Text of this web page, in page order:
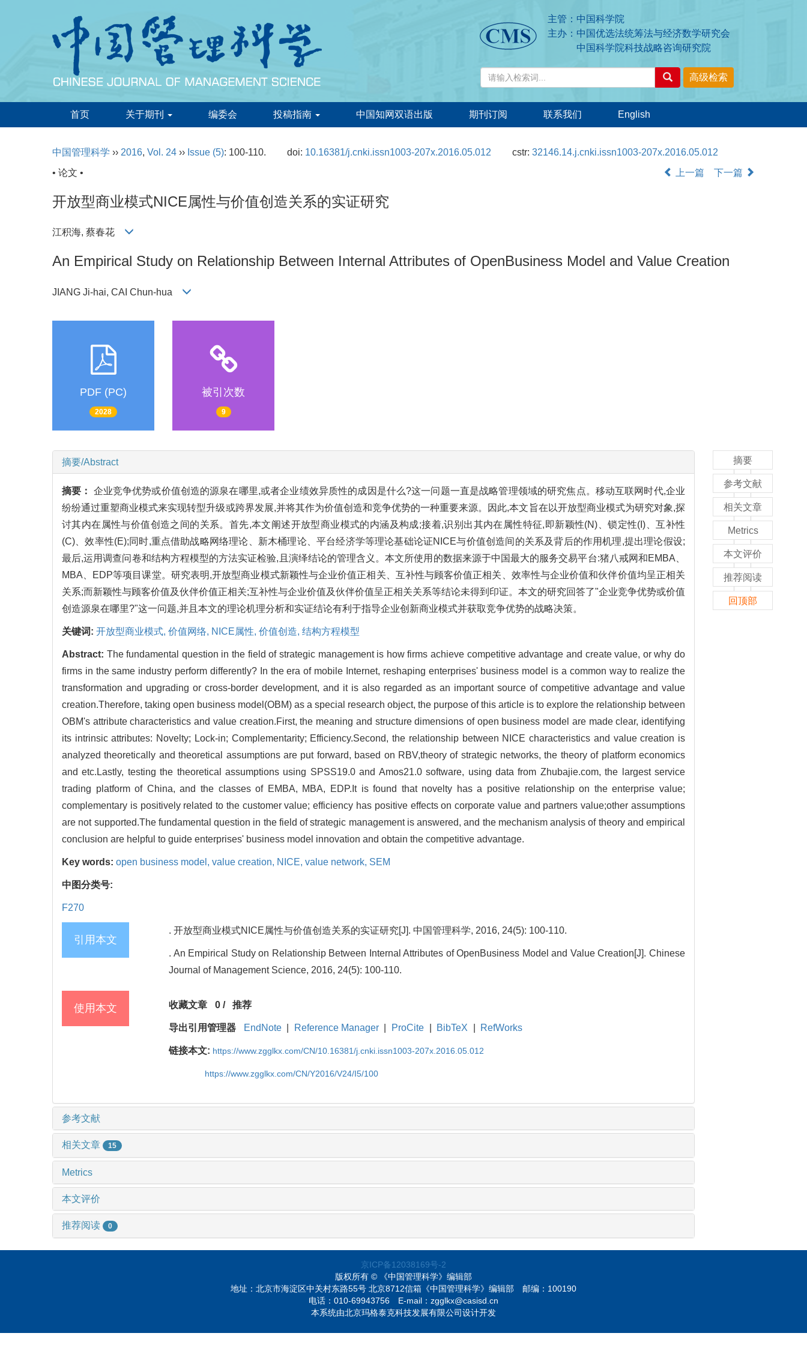
主管：中国科学院
主办：中国优选法统筹法与经济数学研究会
中国科学院科技战略咨询研究院
首页 关于期刊 编委会 投稿指南 中国知网双语出版 期刊订阅 联系我们 English
中国管理科学 ›› 2016, Vol. 24 ›› Issue (5): 100-110. doi: 10.16381/j.cnki.issn1003-207x.2016.05.012 cstr:32146.14.j.cnki.issn1003-207x.2016.05.012
• 论文 •
上一篇 下一篇
开放型商业模式NICE属性与价值创造关系的实证研究
江积海, 蔡春花
An Empirical Study on Relationship Between Internal Attributes of OpenBusiness Model and Value Creation
JIANG Ji-hai, CAI Chun-hua
PDF (PC)
2028
被引次数
9
摘要/Abstract
摘要： 企业竞争优势或价值创造的源泉在哪里,或者企业绩效异质性的成因是什么?这一问题一直是战略管理领域的研究焦点。移动互联网时代,企业
纷纷通过重塑商业模式来实现转型升级或跨界发展,并将其作为价值创造和竞争优势的一种重要来源。因此,本文旨在以开放型商业模式为研究对象,探
讨其内在属性与价值创造之间的关系。首先,本文阐述开放型商业模式的内涵及构成;接着,识别出其内在属性特征,即新颖性(N)、锁定性(I)、互补性
(C)、效率性(E);同时,重点借助战略网络理论、新木桶理论、平台经济学等理论基础论证NICE与价值创造间的关系及背后的作用机理,提出理论假设;
最后,运用调查问卷和结构方程模型的方法实证检验,且演绎结论的管理含义。本文所使用的数据来源于中国最大的服务交易平台:猪八戒网和EMBA、
MBA、EDP等项目课堂。研究表明,开放型商业模式新颖性与企业价值正相关、互补性与顾客价值正相关、效率性与企业价值和伙伴价值均呈正相关
关系;而新颖性与顾客价值及伙伴价值正相关;互补性与企业价值及伙伴价值呈正相关关系等结论未得到印证。本文的研究回答了"企业竞争优势或价值
创造源泉在哪里?"这一问题,并且本文的理论机理分析和实证结论有利于指导企业创新商业模式并获取竞争优势的战略决策。
关键词: 开放型商业模式, 价值网络, NICE属性, 价值创造, 结构方程模型
Abstract: The fundamental question in the field of strategic management is how firms achieve competitive advantage and create value, or why do
firms in the same industry perform differently? In the era of mobile Internet, reshaping enterprises' business model is a common way to realize the
transformation and upgrading or cross-border development, and it is also regarded as an important source of competitive advantage and value
creation.Therefore, taking open business model(OBM) as a special research object, the purpose of this article is to explore the relationship between
OBM's attribute characteristics and value creation.First, the meaning and structure dimensions of open business model are made clear, identifying
its intrinsic attributes: Novelty; Lock-in; Complementarity; Efficiency.Second, the relationship between NICE characteristics and value creation is
analyzed theoretically and theoretical assumptions are put forward, based on RBV,theory of strategic networks, the theory of platform economics
and etc.Lastly, testing the theoretical assumptions using SPSS19.0 and Amos21.0 software, using data from Zhubajie.com, the largest service
trading platform of China, and the classes of EMBA, MBA, EDP.It is found that novelty has a positive relationship on the enterprise value;
complementary is positively related to the customer value; efficiency has positive effects on corporate value and partners value;other assumptions
are not supported.The fundamental question in the field of strategic management is answered, and the mechanism analysis of theory and empirical
conclusion are helpful to guide enterprises' business model innovation and obtain the competitive advantage.
Key words: open business model, value creation, NICE, value network, SEM
中图分类号:
F270
引用本文
. 开放型商业模式NICE属性与价值创造关系的实证研究[J]. 中国管理科学, 2016, 24(5): 100-110.
. An Empirical Study on Relationship Between Internal Attributes of OpenBusiness Model and Value Creation[J]. Chinese
Journal of Management Science, 2016, 24(5): 100-110.
使用本文 收藏文章 0/ 推荐
导出引用管理器 EndNote Reference Manager ProCite BibTeX RefWorks
链接本文: https://www.zgglkx.com/CN/10.16381/j.cnki.issn1003-207x.2016.05.012
https://www.zgglkx.com/CN/Y2016/V24/I5/100
参考文献
相关文章 15
Metrics
本文评价
推荐阅读 0
摘要
参考文献
相关文章
Metrics
本文评价
推荐阅读
回顶部
京ICP备12038169号-2
版权所有 © 《中国管理科学》编辑部
地址：北京市海淀区中关村东路55号 北京8712信箱《中国管理科学》编辑部 邮编：100190
电话：010-69943756 E-mail：zgglkx@casisd.cn
本系统由北京玛格泰克科技发展有限公司设计开发